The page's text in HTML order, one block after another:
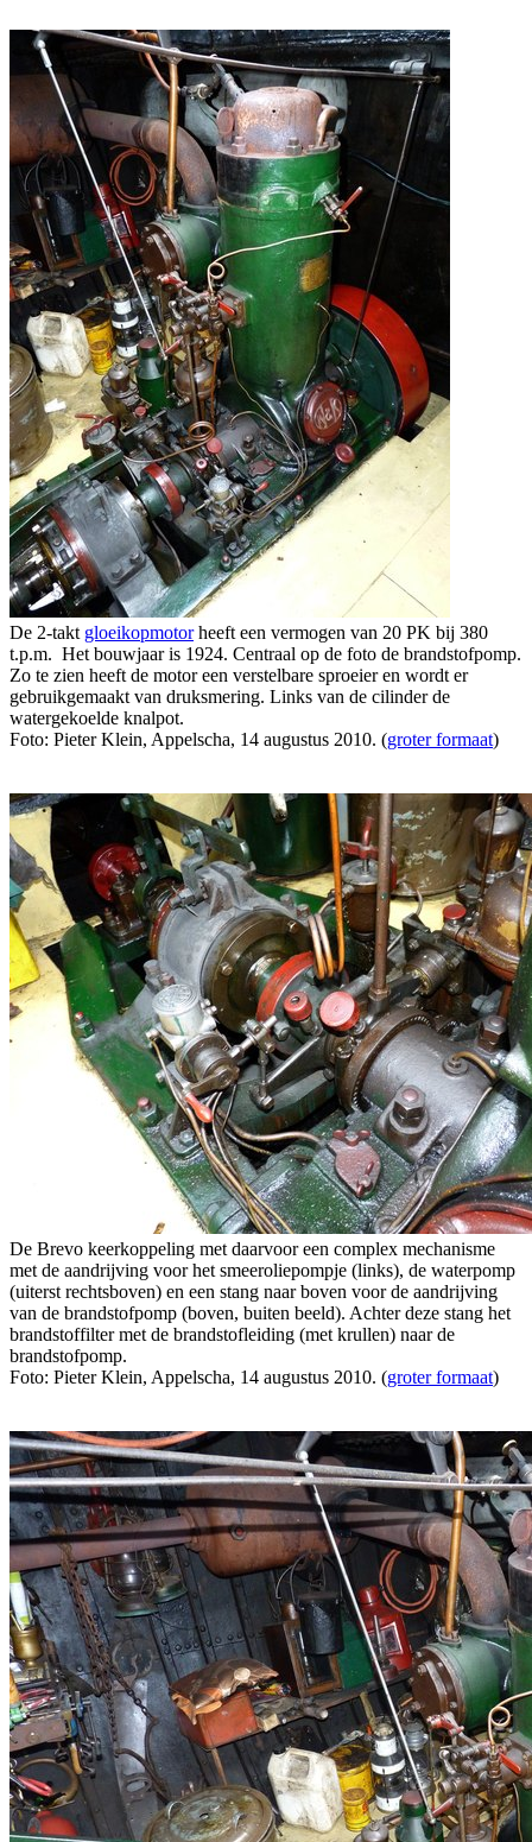
De 2-takt gloeikopmotorheeft een vermogen van 20 PK bij 380
t.p.m. Het bouwjaar is 1924. Centraal op de foto de brandstofpomp.
Zo te zien heeft de motor een verstelbare sproeier en wordt er
gebruikgemaakt van druksmering. Links van de cilinder de
watergekoelde knalpot.
Foto: Pieter Klein, Appelscha, 14 augustus 2010. (groter formaat)
De Brevo keerkoppeling met daarvoor een complex mechanisme
met de aandrijving voor het smeeroliepompje (links), de waterpomp
(uiterst rechtsboven) en een stang naar boven voor de aandrijving
van de brandstofpomp (boven, buiten beeld). Achter deze stang het
brandstoffilter met de brandstofleiding (met krullen) naar de
brandstofpomp.
Foto: Pieter Klein, Appelscha, 14 augustus 2010. (groter formaat)